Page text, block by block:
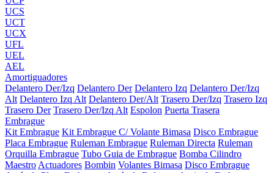
UCS
UCT
UCX
UFL
UEL
AEL
Amortiguadores
Delantero Der/Izq Delantero Der Delantero Izq Delantero Der/Izq
Alt Delantero Izq Alt Delantero Der/Alt Trasero Der/Izq Trasero Izq
Trasero Der Trasero Der/Izq Alt Espolon Puerta Trasera
Embrague
Kit Embrague Kit Embrague C/ Volante Bimasa Disco Embrague
Placa Embrague Ruleman Embrague Ruleman Directa Ruleman
Orquilla Embrague Tubo Guia de Embrague Bomba Cilindro
Maestro Actuadores Bombin Volantes Bimasa Disco Embrague